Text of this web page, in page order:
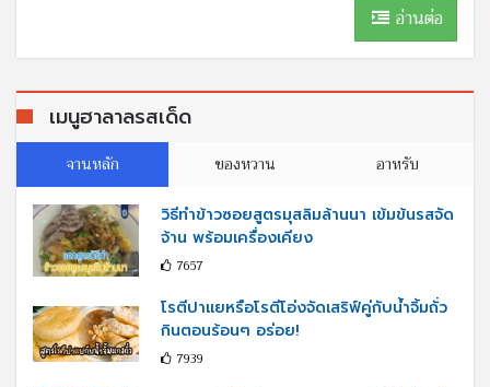
อ่านต่อ
เมนูฮาลาลรสเด็ด
จานหลัก ของหวาน อาหรับ
วิธีทำข้าวซอยสูตรมุสลิมล้านนา เข้มข้นรสจัด
จ้าน พร้อมเครื่องเคียง
7657
โรตีปาแยหรือโรตีโอ่งจัดเสริฟ์คู่กับนํ้าจิ้มถั่ว
กินตอนร้อนๆ อร่อย!
7939